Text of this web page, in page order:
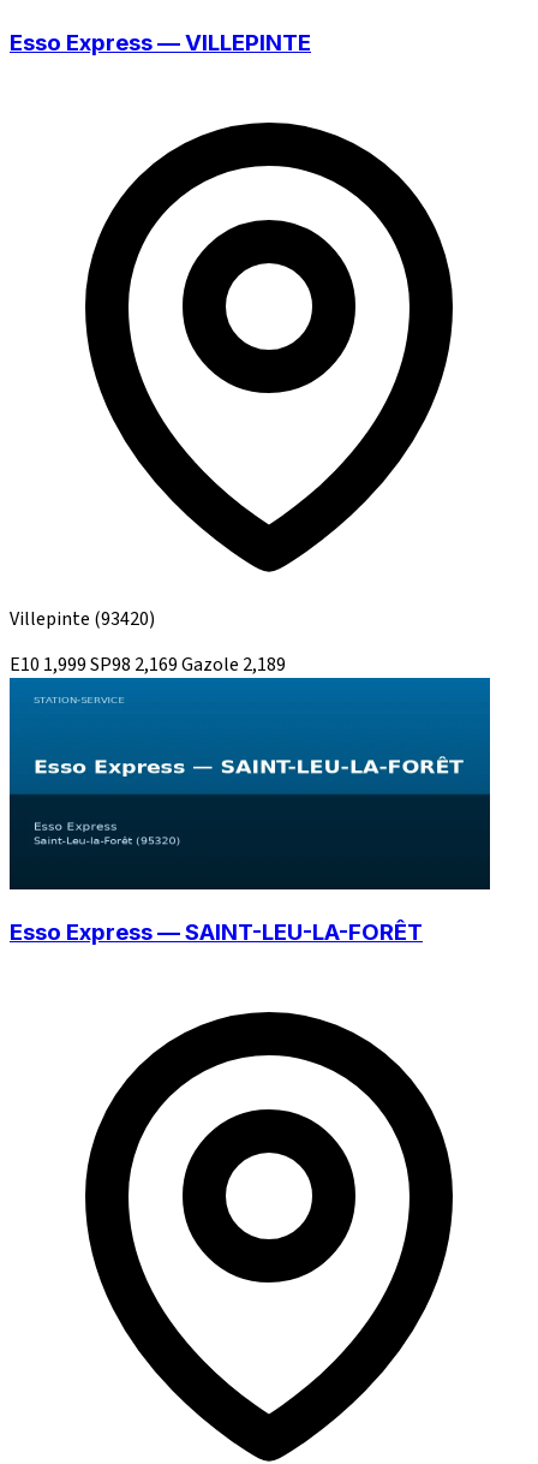
Esso Express — VILLEPINTE
Villepinte (93420)
E10 1,999SP98 2,169Gazole 2,189
Esso Express — SAINT-LEU-LA-FORÊT